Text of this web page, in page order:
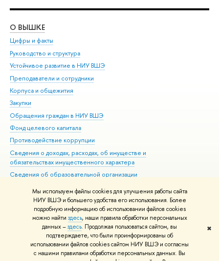
Мы используем файлы cookies для улучшения работы сайта
НИУ ВШЭ и большего удобства его использования. Более
подробную информацию об использовании файлов cookies
можно найти здесь, наши правила обработки персональных
данных –здесь. Продолжая пользоваться сайтом, вы
подтверждаете, что были проинформированы об
использовании файлов cookies сайтом НИУ ВШЭ и согласны
с нашими правилами обработки персональных данных. Вы
✖
О ВЫШКЕ
Цифры и факты
Руководство и структура
Устойчивое развитие в НИУ ВШЭ
Преподаватели и сотрудники
Корпуса и общежития
Закупки
Обращения граждан в НИУ ВШЭ
Фонд целевого капитала
Противодействие коррупции
Сведения о доходах, расходах, об имуществе и
обязательствах имущественного характера
Сведения об образовательной организации
Людям с ограниченными возможностями здоровья
Единая платежная страница
Работа в Вышке
© НИУ ВШЭ 1993–2026 Адреса и контакты Условия использования
материалов Политика конфиденциальности Карта сайта